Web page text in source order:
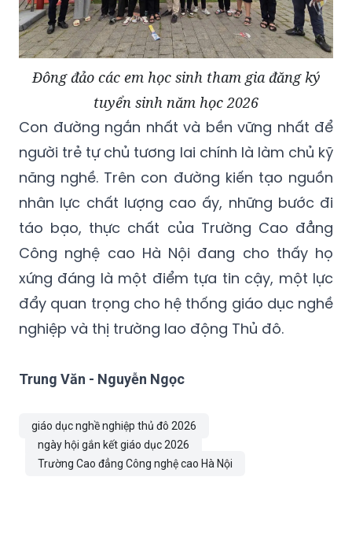
Đông đảo các em học sinh tham gia đăng ký
tuyển sinh năm học 2026
Con đường ngắn nhất và bền vững nhất để
người trẻ tự chủ tương lai chính là làm chủ kỹ
năng nghề. Trên con đường kiến tạo nguồn
nhân lực chất lượng cao ấy, những bước đi
táo bạo, thực chất của Trường Cao đẳng
Công nghệ cao Hà Nội đang cho thấy họ
xứng đáng là một điểm tựa tin cậy, một lực
đẩy quan trọng cho hệ thống giáo dục nghề
nghiệp và thị trường lao động Thủ đô.
Trung Văn - Nguyễn Ngọc
giáo dục nghề nghiệp thủ đô 2026
ngày hội gắn kết giáo dục 2026
Trường Cao đẳng Công nghệ cao Hà Nội